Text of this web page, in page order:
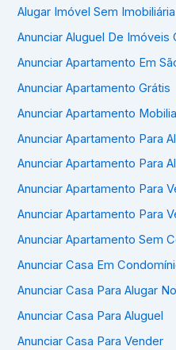
Alugar Imóvel Sem Imobiliária
Anunciar Aluguel De Imóveis
Anunciar Apartamento Em
Anunciar Apartamento Grátis
Anunciar Apartamento
Anunciar Apartamento Para
Anunciar Apartamento Para
Anunciar Apartamento Para
Anunciar Apartamento Para
Anunciar Apartamento Sem
Anunciar Casa Em
Anunciar Casa Para Alugar
Anunciar Casa Para Aluguel
Anunciar Casa Para Vender